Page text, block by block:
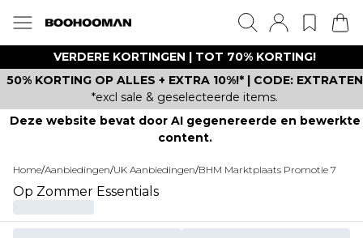
VERDERE KORTINGEN | TOT 70% KORTING!
50% KORTING OP ALLES + EXTRA 10%!* | CODE: EXTRATEN
*excl sale & geselecteerde items.
Deze website bevat door AI gegenereerde en bewerkte
content.
Home/Aanbiedingen/UK Aanbiedingen/BHM Marktplaats Promotie 7
Op Zommer Essentials